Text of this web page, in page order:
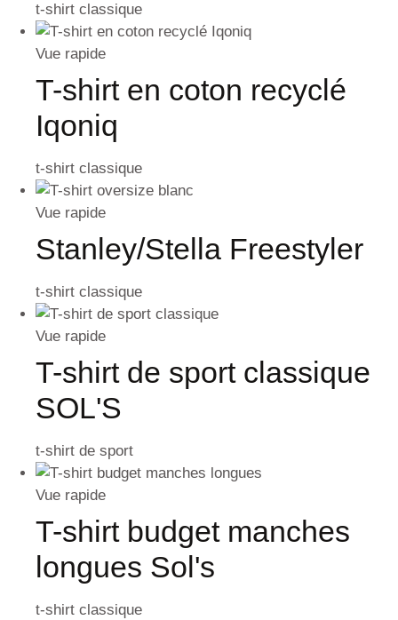
t-shirt classique
Vue rapide
T-shirt en coton recyclé
Iqoniq
t-shirt classique
Vue rapide
Stanley/Stella Freestyler
t-shirt classique
Vue rapide
T-shirt de sport classique
SOL'S
t-shirt de sport
Vue rapide
T-shirt budget manches
longues Sol's
t-shirt classique